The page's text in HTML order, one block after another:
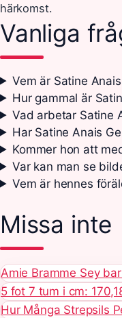
härkomst.
Vanliga
Vem är Satine
Hur gammal är
Vad arbetar Satine
Har Satine Anais
Kommer hon att
Var kan man se
Vem är hennes
Missa inte
Amie Bramme Sey
5 fot 7 tum i cm:
Hur Många Strepsils